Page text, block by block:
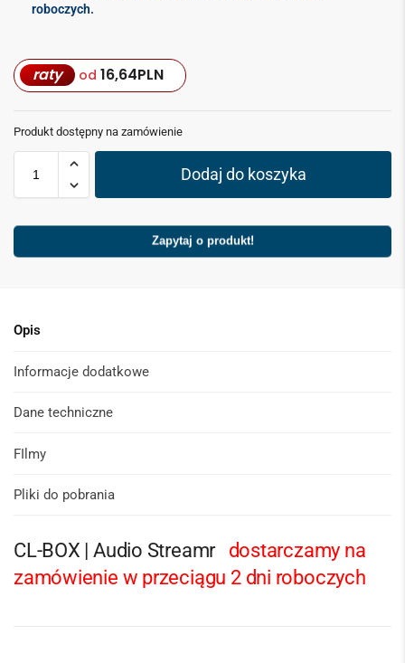
roboczych.
raty od 16,64PLN
Produkt dostępny na zamówienie
Dodaj do koszyka
Zapytaj o produkt!
Opis
Informacje dodatkowe
Dane techniczne
FIlmy
Pliki do pobrania
CL-BOX | Audio Streamr dostarczamy na
zamówienie w przeciągu 2 dni roboczych